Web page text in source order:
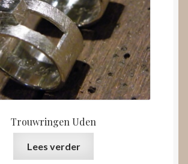
Trouwringen Uden
Lees verder